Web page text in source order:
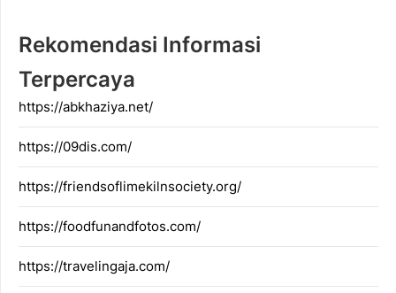
Rekomendasi Informasi
Terpercaya
https://abkhaziya.net/
https://09dis.com/
https://friendsoflimekilnsociety.org/
https://foodfunandfotos.com/
https://travelingaja.com/